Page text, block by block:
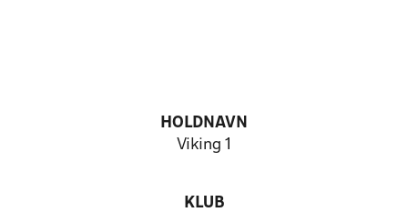
HOLDNAVN
Viking 1
KLUB